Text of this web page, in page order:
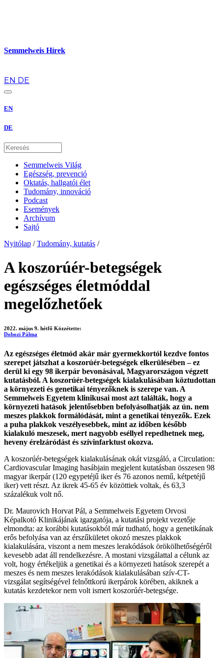
Semmelweis Hírek
EN DE
EN
DE
Semmelweis Világ
Egészség, prevenció
Oktatás, hallgatói élet
Tudomány, innováció
Podcast
Események
Archívum
Sajtó
Nyitólap / Tudomány, kutatás /
A koszorúér-betegségek
egészséges életmóddal
megelőzhetőek
2022. május 9. hétfő Közzétette:
Dobozi Pálma
Az egészséges életmód akár már gyermekkortól kezdve fontos
szerepet játszhat a koszorúér-betegségek elkerülésében – ez
derül ki egy 98 ikerpár bevonásával, Magyarországon végzett
kutatásból. A koszorúér-betegségek kialakulásában köztudottan
a környezeti és genetikai tényezőknek is szerepe van. A
Semmelweis Egyetem klinikusai most azt találták, hogy a
környezeti hatások jelentősebben befolyásolhatják az ún. nem
meszes plakkok formálódását, mint a genetikai tényezők. Ezek
a puha plakkok veszélyesebbek, mint az időben később
kialakuló meszesek, mert nagyobb eséllyel repedhetnek meg,
heveny érelzáródást és szívinfarktust okozva.
A koszorúér-betegségek kialakulásának okát vizsgáló, a Circulation:
Cardiovascular Imaging hasábjain megjelent kutatásban összesen 98
magyar ikerpár (120 egypetéjű iker és 76 azonos nemű, kétpetéjű
iker) vett részt. Az ikrek 45-65 év közöttiek voltak, és 63,3
százalékuk volt nő.
Dr. Maurovich Horvat Pál, a Semmelweis Egyetem Orvosi
Képalkotó Klinikájának igazgatója, a kutatási projekt vezetője
elmondta: az korábbi kutatásokból már tudható, hogy a genetikának
erős befolyása van az érszűkületet okozó meszes plakkok
kialakulására, viszont a nem meszes lerakódások örökölhetőségéről
kevesebb adat áll rendelkezésre. A mostani vizsgálattal a célunk az
volt, hogy értékeljük a genetikai és a környezeti hatások szerepét a
meszes és nem meszes lerakódások kialakulásában szív-CT-
vizsgálat segítségével felnőttkorú ikerpárok körében, akiknek a
kutatás kezdetekor nem volt ismert koszorúér-betegsége.